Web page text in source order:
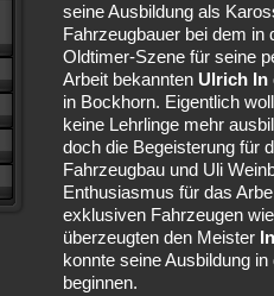
seine Ausbildung als
Fahrzeugbauer bei dem in
Oldtimer-Szene für seine
Arbeit bekannten Ulrich In
in Bockhorn. Eigentlich
keine Lehrlinge mehr
doch die Begeisterung für
Fahrzeugbau und Uli
Enthusiasmus für das
exklusiven Fahrzeugen
überzeugten den Meister
konnte seine Ausbildung
beginnen.